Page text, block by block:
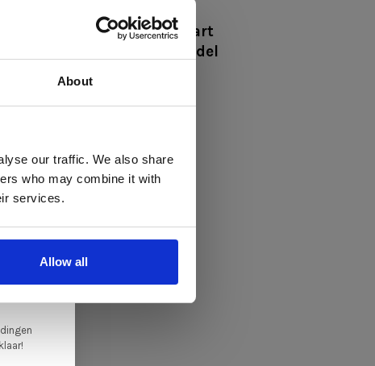
About
our traffic. We also share
who may combine it with
services.
Allow all
Andersen
Tray table zwart
showroommodel